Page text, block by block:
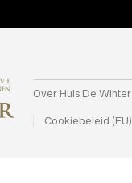
Over Huis De Winter
Cookiebeleid (EU)